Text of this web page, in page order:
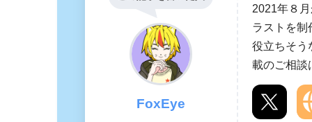
FoxEye
2021年８
ラストを制
役立ちそう
載のご相談